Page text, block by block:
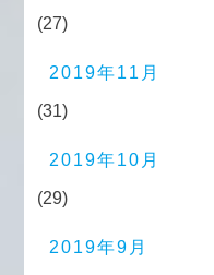
(27)
2019年11月
(31)
2019年10月
(29)
2019年9月